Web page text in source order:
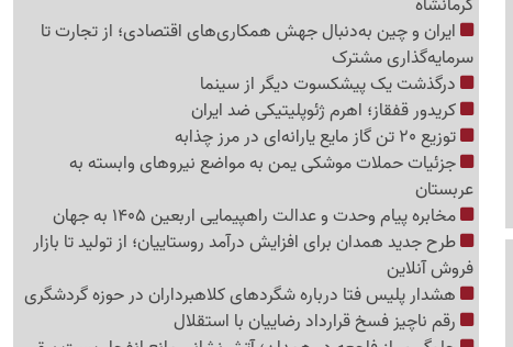
ایران و چین به‌دنبال جهش همکاری‌های اقتصادی؛ از تجارت تا
سرمایه‌گذاری مشترک
درگذشت یک پیشکسوت دیگر از سینما
کریدور قفقاز؛ اهرم ژئوپلیتیکی ضد ایران
توزیع 20 تن گاز مایع یارانه‌ای در مرز چذابه
جزئیات حملات موشکی یمن به مواضع نیروهای وابسته به
عربستان
مخابره پیام وحدت و عدالت راهپیمایی اربعین 1405 به جهان
طرح جدید همدان برای افزایش درآمد روستاییان؛ از تولید تا بازار
فروش آنلاین
هشدار پلیس فتا درباره شگردهای کلاهبرداران در حوزه گردشگری
رقم ناچیز فسخ قرارداد رضاییان با استقلال